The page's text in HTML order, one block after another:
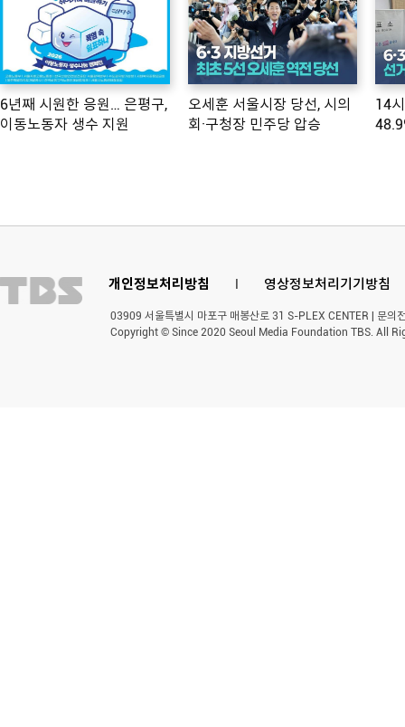
6년째 시원한 응원… 은평구,
이동노동자 생수 지원
오세훈 서울시장 당선, 시의
회·구청장 민주당 압승
14
개인정보처리방침 l 영상정보처리기기방침
03909 서울특별시 마포구 매봉산로 31 S-PLEX CENTER | 문
Copyright © Since 2020 Seoul Media Foundation TBS. All